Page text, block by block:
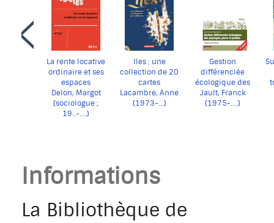
La rente locative
ordinaire et ses
espaces
Delon, Margot
(sociologue ;
19..-....)
Iles : une
collection de 20
cartes
merveilleuses
Lacambre, Anne
(1973-...)
Gestion
différenciée
écologique des
paysages, parcs
et jardins :
Jault, Franck
(1975-....)
Informations
La Bibliothèque de